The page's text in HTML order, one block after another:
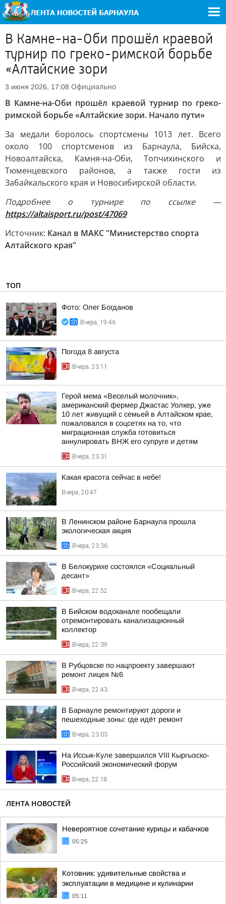
В Камне-на-Оби прошёл краевой
турнир по греко-римской борьбе
«Алтайские зори
3 июня 2026, 17:08 Официально
В Камне-на-Оби прошёл краевой турнир по греко-
римской борьбе «Алтайские зори. Начало пути»
За медали боролось спортсмены 1013 лет. Всего
около 100 спортсменов из Барнаула, Бийска,
Новоалтайска, Камня-на-Оби, Топчихинского и
Тюменцевского районов, а также гости из
Забайкальского края и Новосибирской области.
Подробнее о турнире по ссылке —
https://altaisport.ru/post/47069
Источник: Канал в МАКС "Министерство спорта
Алтайского края"
ТОП
Фото: Олег Богданов
Вчера, 19:46
Погода 8 августа
Вчера, 23:11
Герой мема «Веселый молочник»,
американский фермер Джастас Уолкер, уже
10 лет живущий с семьей в Алтайском крае,
пожаловался в соцсетях на то, что
миграционная служба готовиться
аннулировать ВНЖ его супруге и детям
Вчера, 23:31
Какая красота сейчас в небе!
Вчера, 20:47
В Ленинском районе Барнаула прошла
экологическая акция
Вчера, 23:36
В Белокурихе состоялся «Социальный
десант»
Вчера, 22:52
В Бийском водоканале пообещали
отремонтировать канализационный
коллектор
Вчера, 22:39
В Рубцовске по нацпроекту завершают
ремонт лицея №6
Вчера, 22:43
В Барнауле ремонтируют дороги и
пешеходные зоны: где идёт ремонт
Вчера, 23:03
На Иссык-Куле завершился VIII Кыргызско-
Российский экономический форум
Вчера, 22:18
ЛЕНТА НОВОСТЕЙ
Невероятное сочетание курицы и кабачков
05:25
Котовник: удивительные свойства и
эксплуатации в медицине и кулинарии
05:11